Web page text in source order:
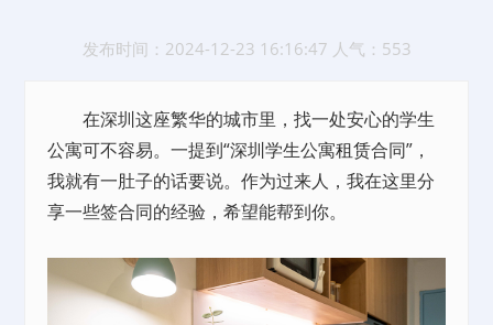
发布时间：2024-12-23 16:16:47 人气：553
在深圳这座繁华的城市里，找一处安心的学生
公寓可不容易。一提到“深圳学生公寓租赁合同”，
我就有一肚子的话要说。作为过来人，我在这里分
享一些签合同的经验，希望能帮到你。